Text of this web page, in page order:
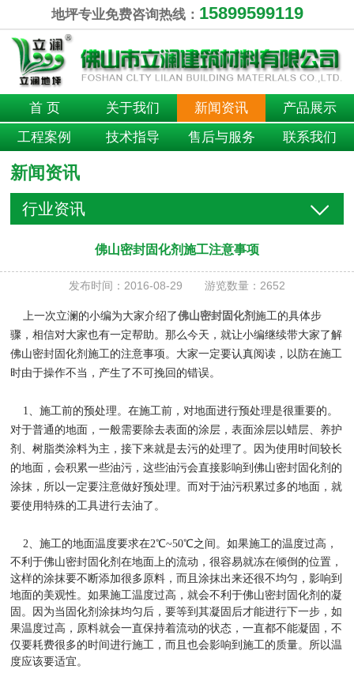
地坪专业免费咨询热线： 15899599119
首 页 关于我们 新闻资讯
产品展示
工程案例
技术指导 售后与服务 联系我们
新闻资讯
行业资讯
佛山密封固化剂施工注意事项
发布时间：2016-08-29 游览数量：2652
上一次立澜的小编为大家介绍了佛山密封固化剂施工的具体步
骤，相信对大家也有一定帮助。那么今天，就让小编继续带大家了解
佛山密封固化剂施工的注意事项。大家一定要认真阅读，以防在施工
时由于操作不当，产生了不可挽回的错误。
1、施工前的预处理。在施工前，对地面进行预处理是很重要的。
对于普通的地面，一般需要除去表面的涂层，表面涂层以蜡层、养护
剂、树脂类涂料为主，接下来就是去污的处理了。因为使用时间较长
的地面，会积累一些油污，这些油污会直接影响到佛山密封固化剂的
涂抹，所以一定要注意做好预处理。而对于油污积累过多的地面，就
要使用特殊的工具进行去油了。
2、施工的地面温度要求在2℃~50℃之间。如果施工的温度过高，
不利于佛山密封固化剂在地面上的流动，很容易就冻在倾倒的位置，
这样的涂抹要不断添加很多原料，而且涂抹出来还很不均匀，影响到
地面的美观性。如果施工温度过高，就会不利于佛山密封固化剂的凝
固。因为当固化剂涂抹均匀后，要等到其凝固后才能进行下一步，如
果温度过高，原料就会一直保持着流动的状态，一直都不能凝固，不
仅要耗费很多的时间进行施工，而且也会影响到施工的质量。所以温
度应该要适宜。